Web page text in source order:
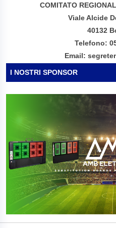
COMITATO
Viale Alcide
40132
Telefono:
Email:
I NOSTRI SPONSOR